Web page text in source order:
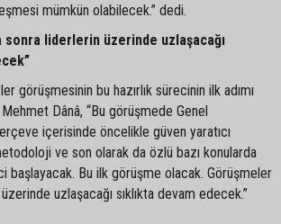
mümkün olabilecek.” dedi.
sonra liderlerin üzerinde uzlaşacağı
görüşmesinin bu hazırlık sürecinin ilk adımı
Dânâ, “Bu görüşmede Genel
içerisinde öncelikle güven yaratıcı
ve son olarak da özlü bazı konularda
başlayacak. Bu ilk görüşme olacak. Görüşmeler
uzlaşacağı sıklıkta devam edecek.”